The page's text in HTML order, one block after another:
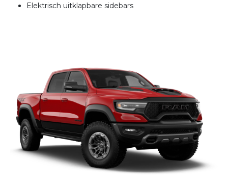
Elektrisch uitklapbare sidebars